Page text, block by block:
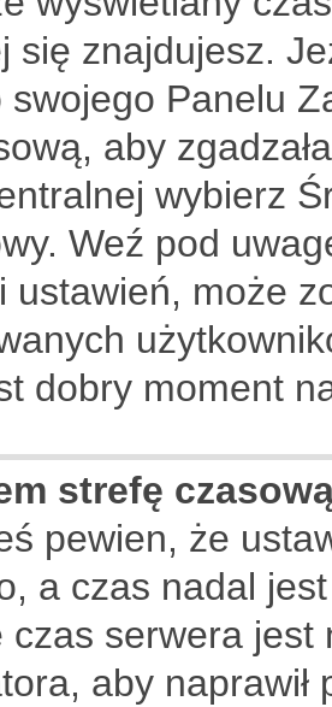
się znajdujesz.
swojego Panelu
aby
wybierz
Weź pod
ustawień, może
dobry moment
strefę
pewien, że
a czas nadal
czas serwera jest
aby naprawił